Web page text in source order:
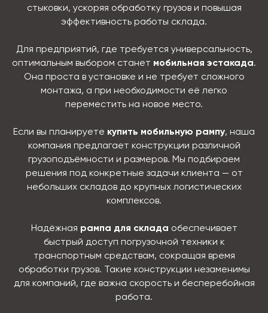
стыковки, ускоряя обработку грузов и повышая
эффективность работы склада.
Для предприятий, где требуется универсальность,
оптимальным выбором станет мобильная эстакада.
Она проста в установке и не требует сложного
монтажа, а при необходимости её легко
переместить на новое место.
Если вы планируете купить мобильную рампу, наша
компания предлагает конструкции различной
грузоподъёмности и размеров. Мы подбираем
решения под конкретные задачи клиента — от
небольших складов до крупных логистических
комплексов.
Надёжная рампа для склада обеспечивает
быстрый доступ погрузочной техники к
транспортным средствам, сокращая время
обработки грузов. Такие конструкции незаменимы
для компаний, где важна скорость и бесперебойная
работа.